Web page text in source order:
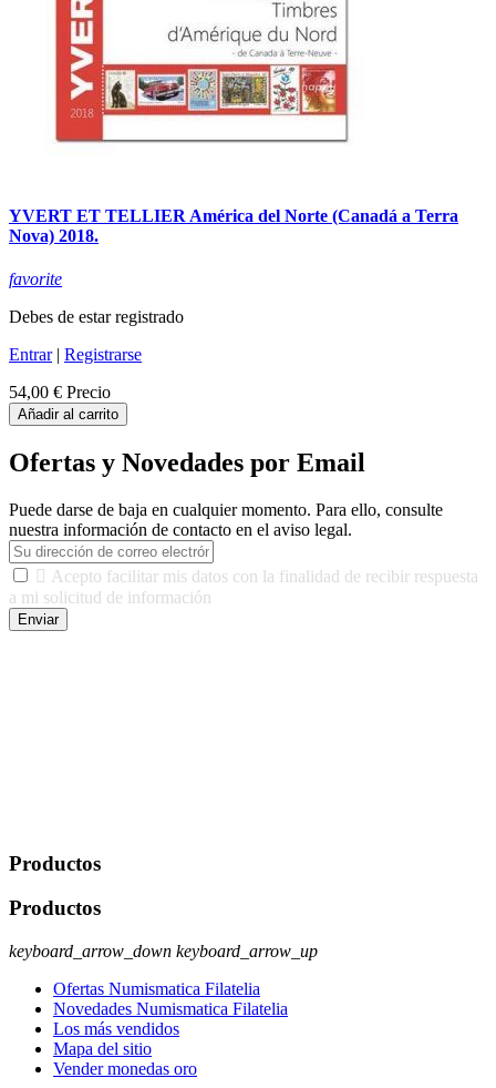
YVERT ET TELLIER América del Norte (Canadá a Terra
Nova) 2018.
favorite
Debes de estar registrado
Entrar| Registrarse
54,00 € Precio
Añadir al carrito
Ofertas y Novedades por Email
Puede darse de baja en cualquier momento. Para ello, consulte
nuestra información de contacto en el aviso legal.
 Acepto facilitar mis datos con la finalidad de recibir respuesta
a mi solicitud de información
Enviar
Productos
Productos
keyboard_arrow_down keyboard_arrow_up
Ofertas Numismatica Filatelia
Novedades Numismatica Filatelia
Los más vendidos
Mapa del sitio
Vender monedas oro